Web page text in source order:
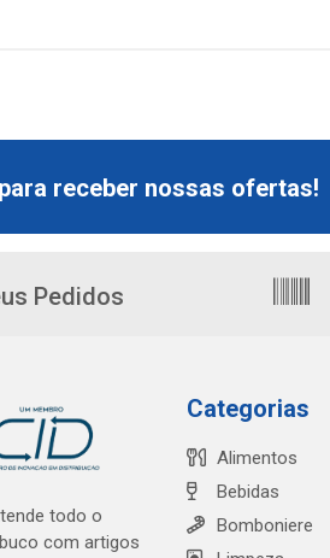
receber nossas ofertas!
Pedidos
todo o
com artigos
Categorias
Alimentos
Bebidas
Bomboniere